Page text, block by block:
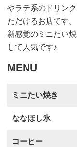
やラテ系のドリン
ただけるお店です。
新感覚のミニたい
して人気です♪
MENU
ミニたい焼き
ななほし氷
コーヒー